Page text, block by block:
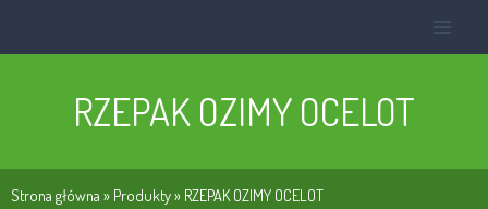
RZEPAK OZIMY OCELOT
Strona główna » Produkty» RZEPAK OZIMY OCELOT